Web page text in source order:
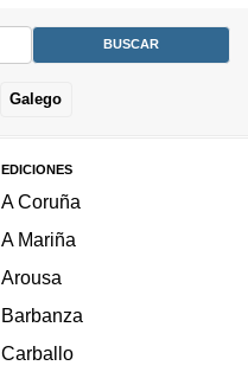
Galego
EDICIONES
A Coruña
A Mariña
Arousa
Barbanza
Carballo